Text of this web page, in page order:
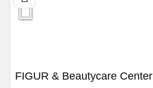
FIGUR & Beautycare Center